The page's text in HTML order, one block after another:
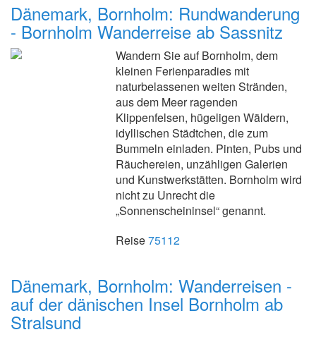
Dänemark, Bornholm: Rundwanderung
- Bornholm Wanderreise ab Sassnitz
Wandern Sie auf Bornholm, dem
kleinen Ferienparadies mit
naturbelassenen weiten Stränden,
aus dem Meer ragenden
Klippenfelsen, hügeligen Wäldern,
idyllischen Städtchen, die zum
Bummeln einladen. Pinten, Pubs und
Räuchereien, unzähligen Galerien
und Kunstwerkstätten. Bornholm wird
nicht zu Unrecht die
„Sonnenscheininsel“ genannt.
Reise75112
Dänemark, Bornholm: Wanderreisen -
auf der dänischen Insel Bornholm ab
Stralsund